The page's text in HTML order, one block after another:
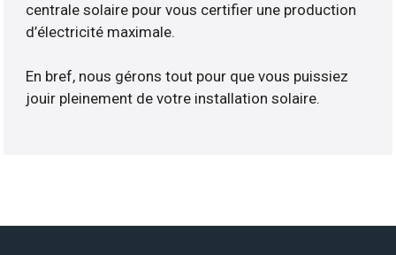
centrale solaire pour vous certifier une production
d’électricité maximale.
En bref, nous gérons tout pour que vous puissiez
jouir pleinement de votre installation solaire.